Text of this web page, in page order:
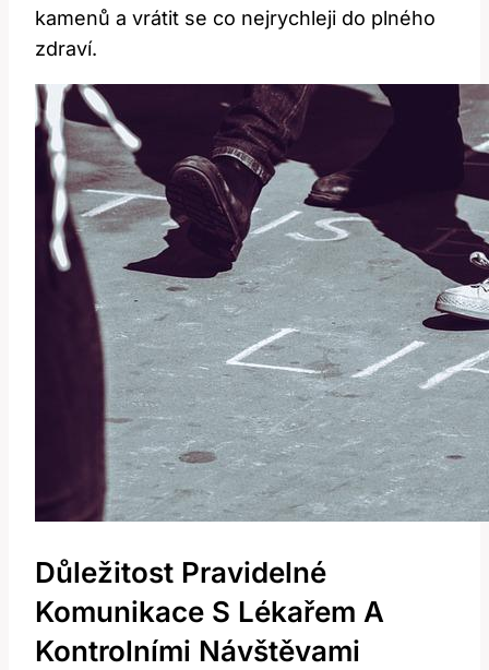
kamenů a vrátit se co nejrychleji do plného
zdraví.
Důležitost Pravidelné
Komunikace S Lékařem A
Kontrolními Návštěvami